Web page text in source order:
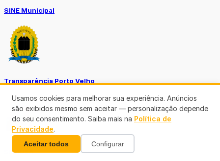
SINE Municipal
Transparência Porto Velho
SEMUSA
Usamos cookies para melhorar sua experiência. Anúncios
são exibidos mesmo sem aceitar — personalização depende
do seu consentimento. Saiba mais na Política de
Privacidade.
Aceitar todos Configurar